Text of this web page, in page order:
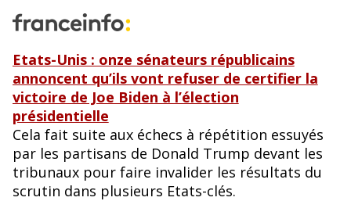
Etats-Unis : onze sénateurs républicains
annoncent qu’ils vont refuser de certifier la
victoire de Joe Biden à l’élection
présidentielle
Cela fait suite aux échecs à répétition essuyés
par les partisans de Donald Trump devant les
tribunaux pour faire invalider les résultats du
scrutin dans plusieurs Etats-clés.